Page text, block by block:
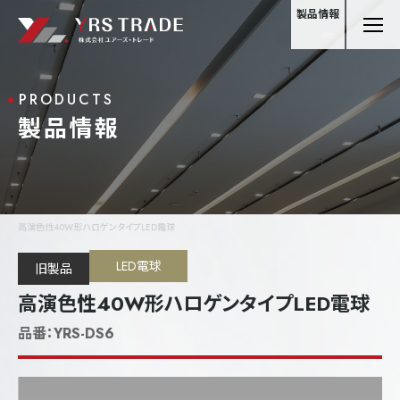
製品情報
高演色性40W形ハロゲンタイプLED電球
PRODUCTS
製品情報
旧製品 LED電球
高演色性40W形ハロゲンタイプLED電球
品番：YRS-DS6